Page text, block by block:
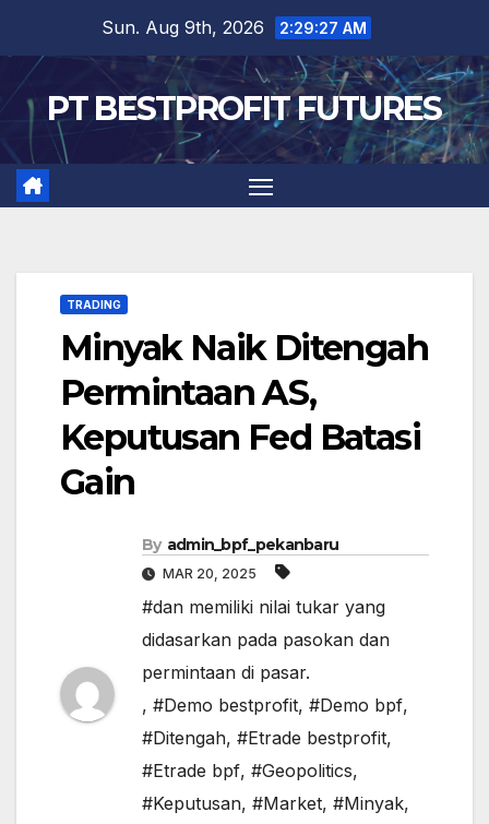
content
Sun. Aug 9th, 2026 2:29:28 AM
PT BESTPROFIT FUTURES
TRADING
Minyak Naik Ditengah
Permintaan AS,
Keputusan Fed Batasi
Gain
By admin_bpf_pekanbaru
MAR 20, 2025
#dan memiliki nilai tukar yang
didasarkan pada pasokan dan
permintaan di pasar.
, #Demo bestprofit, #Demo bpf,
#Ditengah, #Etrade bestprofit,
#Etrade bpf, #Geopolitics,
#Keputusan, #Market, #Minyak,